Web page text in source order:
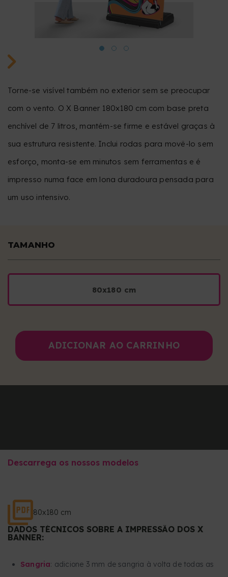
Torne-se visível também no exterior sem se preocupar
com o vento. O X Banner 180x180 cm com base preta
enchível de 7 litros, mantém-se firme e estável graças à
sua estrutura resistente. Inclui rodas para movê-lo sem
esforço, monta-se em minutos sem ferramentas e é
impresso numa face em lona duradoura pensada para
um uso intensivo.
TAMANHO
80x180 cm
ADICIONAR AO CARRINHO
Descarrega os nossos modelos
80x180 cm
DADOS TÉCNICOS SOBRE A IMPRESSÃO DOS X
BANNER:
Sangria: adicione 3 mm de sangria à volta de todas as